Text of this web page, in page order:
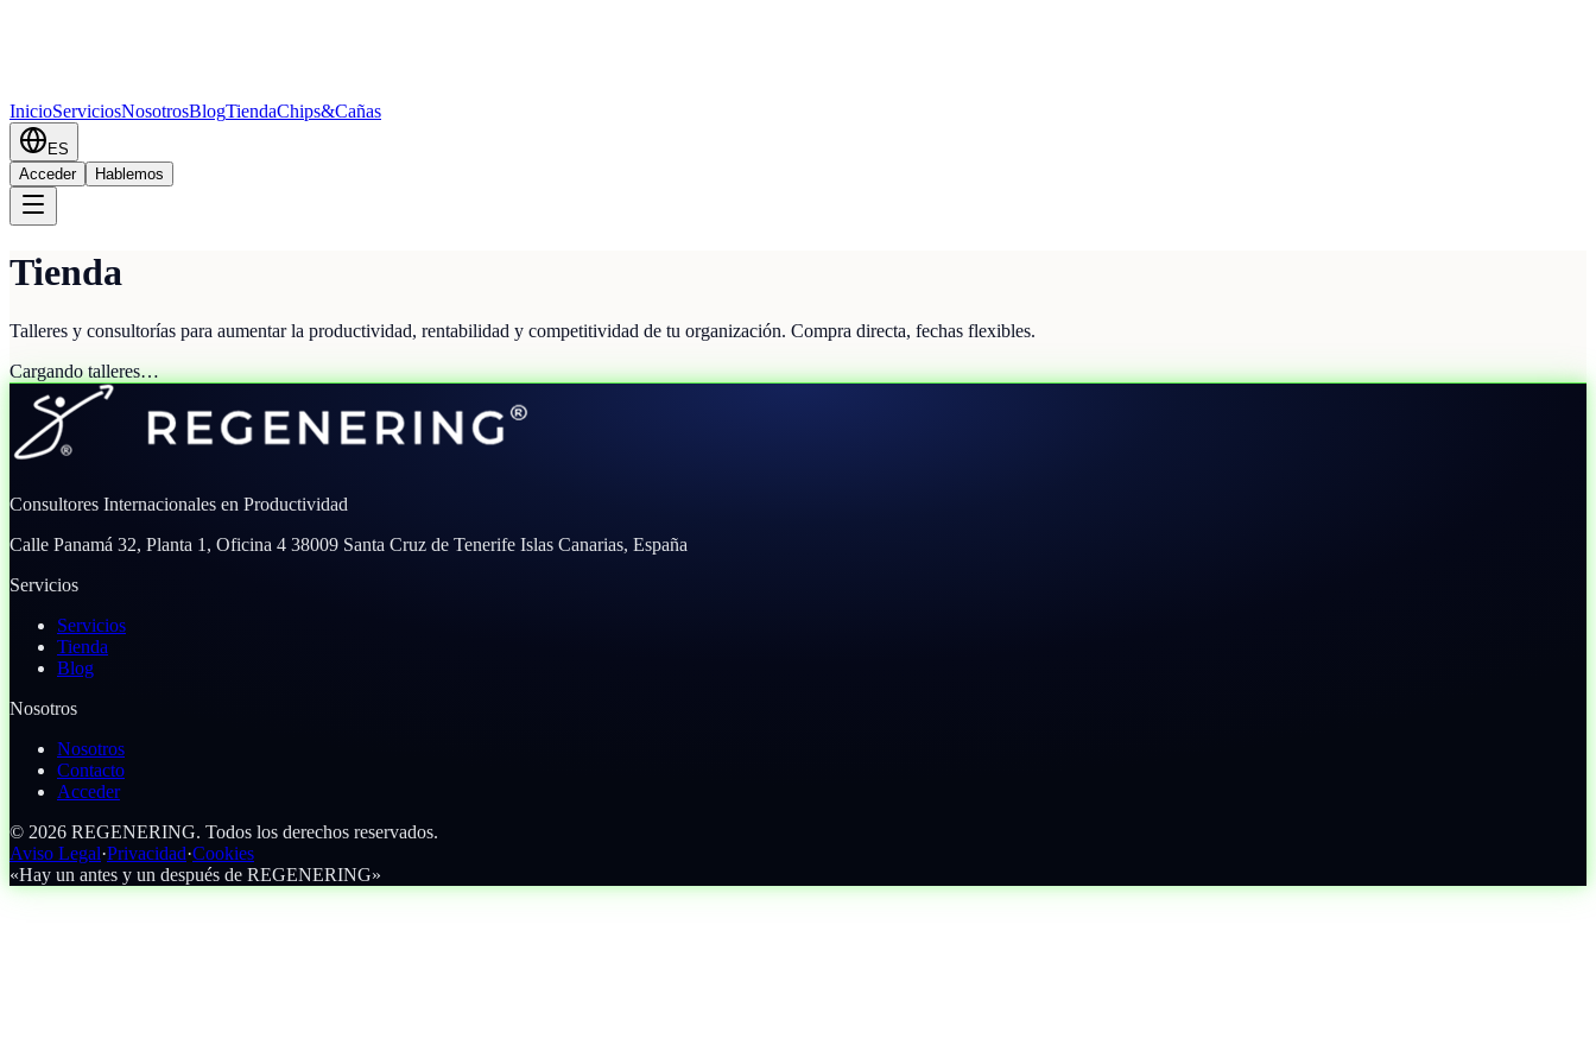
InicioServiciosNosotrosBlogTiendaChips&Cañas
ES
Acceder
Hablemos
Tienda
Talleres y consultorías para aumentar la productividad, rentabilidad y competitividad de tu organización. Compra directa, fechas flexibles.
Cargando talleres…
Consultores Internacionales en Productividad
Calle Panamá 32, Planta 1, Oficina 4 38009 Santa Cruz de Tenerife Islas Canarias, España
Servicios
Servicios
Tienda
Blog
Nosotros
Nosotros
Contacto
Acceder
© 2026 REGENERING. Todos los derechos reservados.
Aviso Legal·Privacidad·Cookies
«Hay un antes y un después de REGENERING»